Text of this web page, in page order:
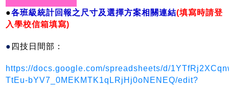
●各班級統計回報之尺寸及選擇方案相關連結(填寫時請登
入學校信箱填寫)
● 四技日間部：
https://docs.google.com/spreadsheets/d/
TtEu-bYV7_0MEKMTK1qLRjHj0oNENEQ/edit?